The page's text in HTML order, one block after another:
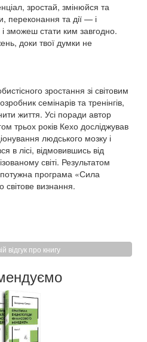
зростай, змінюйся та
переконання та дії — і
зможеш стати ким завгодно.
доки твої думки не
зростання зі світовим
семінарів та тренінгів,
життя. Усі поради автор
трьох років Кехо досліджував
людського мозку і
в лісі, відмовившись від
світі. Результатом
програма «Сила
визнання.
відгук про книгу